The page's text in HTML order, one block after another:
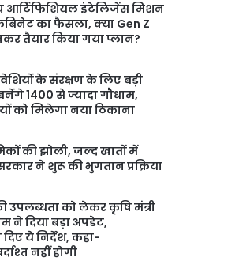
आर्टिफिशियल इंटेलिजेंस मिशन
का फैसला, क्या Gen Z
तैयार किया गया प्लान?
के संरक्षण के लिए बड़ी
1400 से ज्यादा गौधाम,
को मिलेगा नया ठिकाना
की झोली, जल्द खातों में
ने शुरू की भुगतान प्रक्रिया
उपलब्धता को लेकर कृषि मंत्री
ने दिया बड़ा अपडेट,
दिए ये निर्देश, कहा-
नहीं होगी